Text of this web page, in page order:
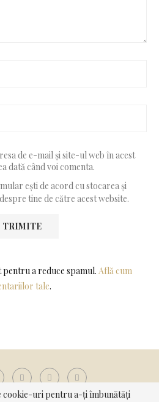
de e-mail și site-ul web în acest
dată când voi comenta.
ești de acord cu stocarea și
tine de către acest website.
pentru a reduce spamul. Află cum
tale.
cookie-uri pentru a-ți îmbunătăți